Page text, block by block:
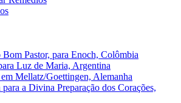
Bom Pastor, para Enoch, Colômbia
Luz de Maria, Argentina
Mellatz/Goettingen, Alemanha
a Divina Preparação dos Corações,